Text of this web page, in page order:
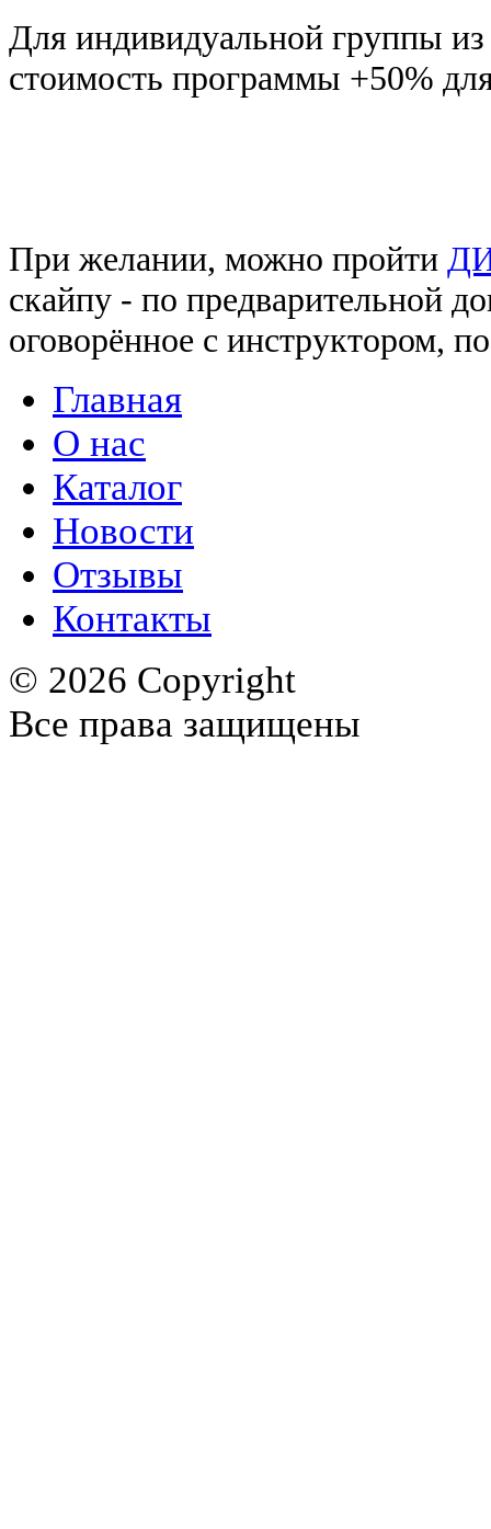
Для индивидуальной группы
стоимость программы +50%
При желании, можно пройти
скайпу - по предварительной
оговорённое с инструктором,
Главная
О нас
Каталог
Новости
Отзывы
Контакты
© 2026 Copyright
Все права защищены